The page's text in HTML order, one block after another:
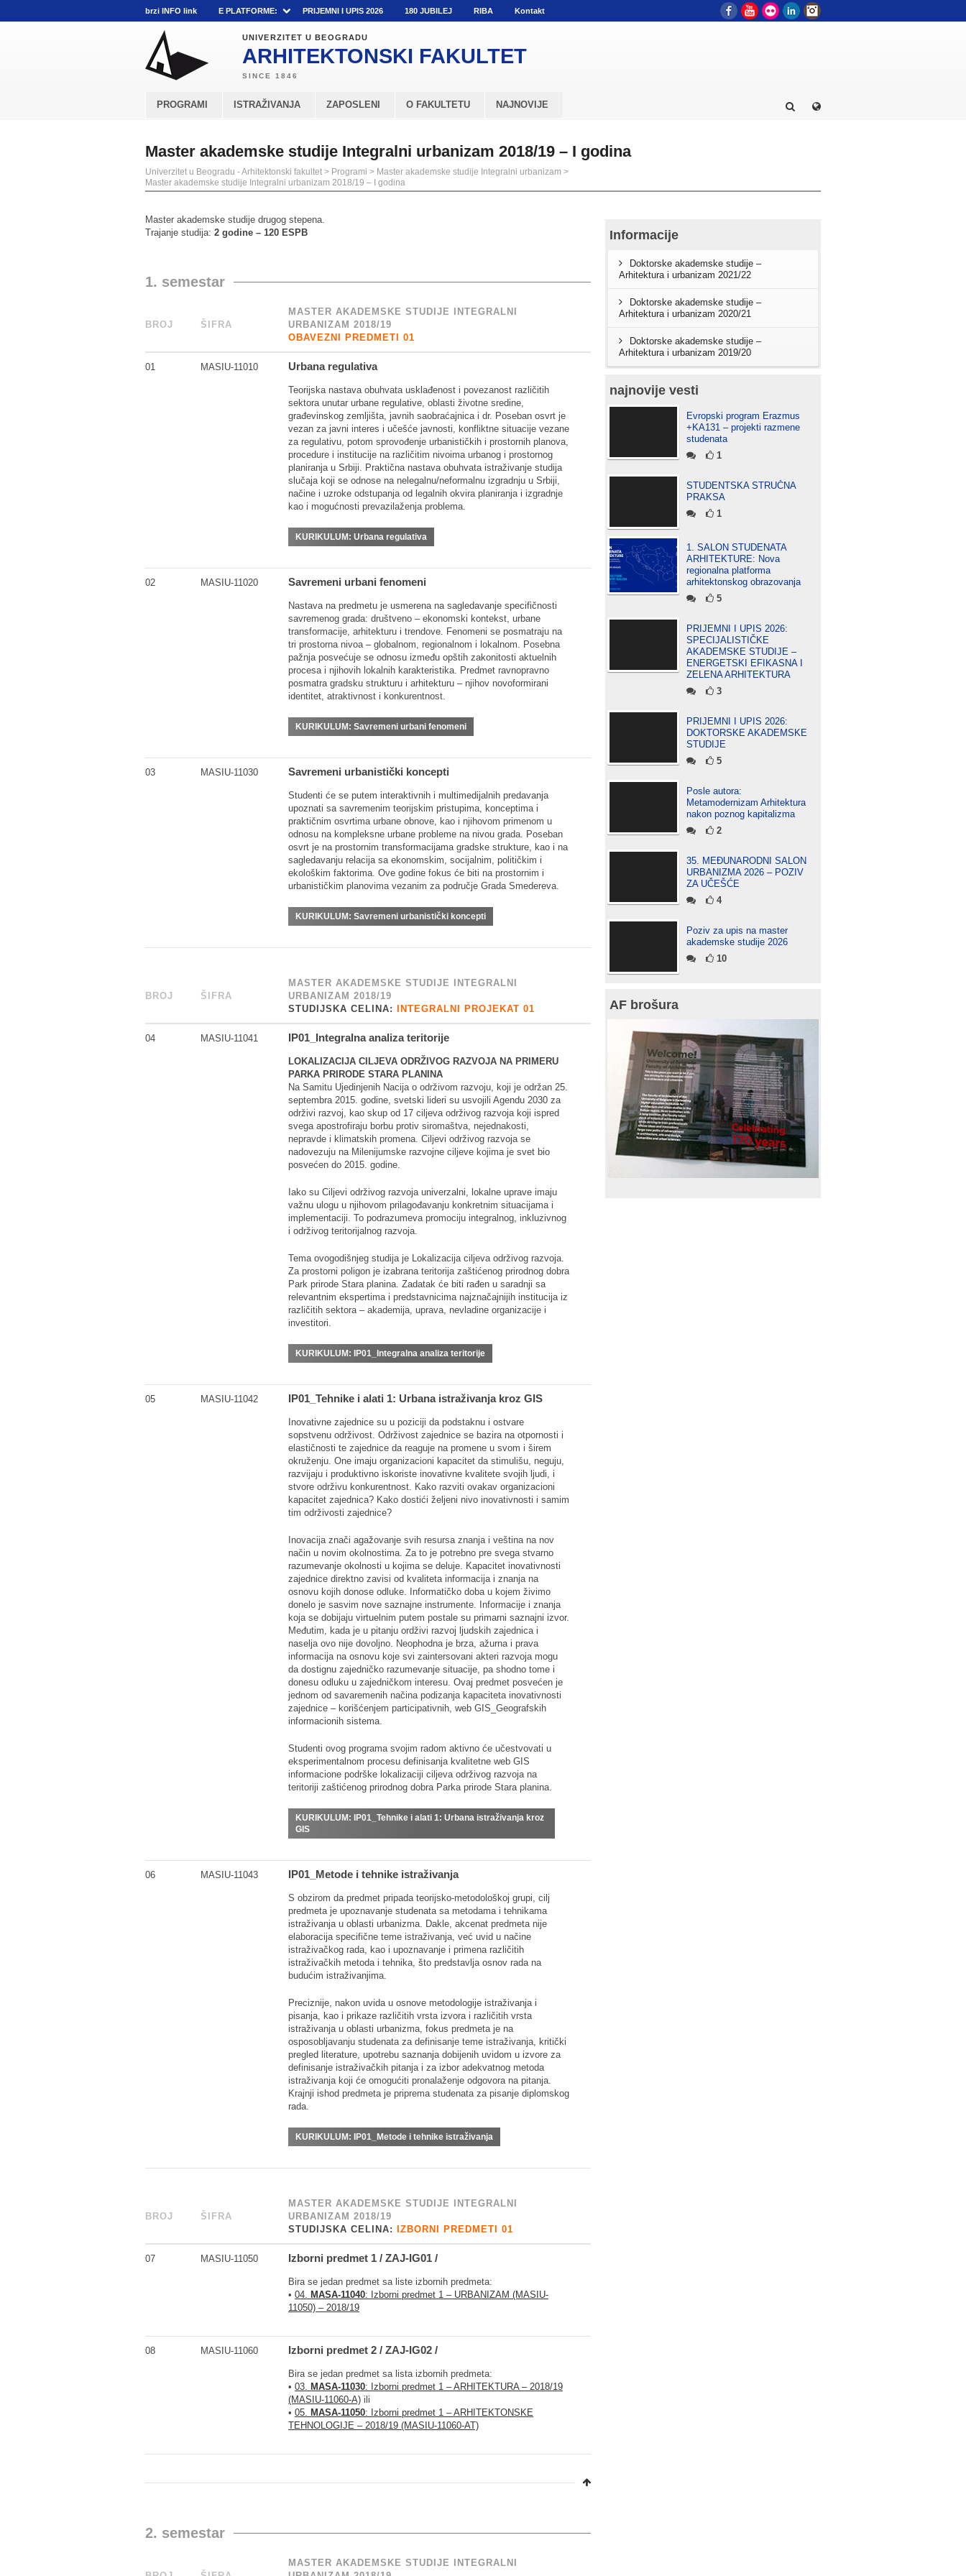
brzi INFO link E PLATFORME: PRIJEMNI I UPIS 2026 180 JUBILEJ RIBA Kontakt FacebookYouTube
Flickr LinkedIn
UNIVERZITET U BEOGRADU
ARHITEKTONSKI FAKULTET
PROGRAMI ISTRAŽIVANJA ZAPOSLENI O FAKULTETU NAJNOVIJE
Master akademske studije Integralni urbanizam 2018/19 – I godina
Univerzitet u Beogradu - Arhitektonski fakultet > Programi > Master akademske studije Integralni urbanizam >
Master akademske studije Integralni urbanizam 2018/19 – I godina
Master akademske studije drugog stepena.
Trajanje studija: 2 godine – 120 ESPB
1. semestar
BROJ ŠIFRA
MASTER AKADEMSKE STUDIJE INTEGRALNI
URBANIZAM 2018/19
OBAVEZNI PREDMETI 01
01 MASIU-11010 Urbana regulativa
Teorijska nastava obuhvata usklađenost i povezanost različitih
sektora unutar urbane regulative, oblasti životne sredine,
građevinskog zemljišta, javnih saobraćajnica i dr. Poseban osvrt je
vezan za javni interes i učešće javnosti, konfliktne situacije vezane
za regulativu, potom sprovođenje urbanističkih i prostornih planova,
procedure i institucije na različitim nivoima urbanog i prostornog
planiranja u Srbiji. Praktična nastava obuhvata istraživanje studija
slučaja koji se odnose na nelegalnu/neformalnu izgradnju u Srbiji,
načine i uzroke odstupanja od legalnih okvira planiranja i izgradnje
kao i mogućnosti prevazilaženja problema.
KURIKULUM: Urbana regulativa
02 MASIU-11020 Savremeni urbani fenomeni
Nastava na predmetu je usmerena na sagledavanje specifičnosti
savremenog grada: društveno – ekonomski kontekst, urbane
transformacije, arhitekturu i trendove. Fenomeni se posmatraju na
tri prostorna nivoa – globalnom, regionalnom i lokalnom. Posebna
pažnja posvećuje se odnosu između opštih zakonitosti aktuelnih
procesa i njihovih lokalnih karakteristika. Predmet ravnopravno
posmatra gradsku strukturu i arhitekturu – njihov novoformirani
identitet, atraktivnost i konkurentnost.
KURIKULUM: Savremeni urbani fenomeni
03 MASIU-11030 Savremeni urbanistički koncepti
Studenti će se putem interaktivnih i multimedijalnih predavanja
upoznati sa savremenim teorijskim pristupima, konceptima i
praktičnim osvrtima urbane obnove, kao i njihovom primenom u
odnosu na kompleksne urbane probleme na nivou grada. Poseban
osvrt je na prostornim transformacijama gradske strukture, kao i na
sagledavanju relacija sa ekonomskim, socijalnim, političkim i
ekološkim faktorima. Ove godine fokus će biti na prostornim i
urbanističkim planovima vezanim za područje Grada Smedereva.
KURIKULUM: Savremeni urbanistički koncepti
BROJ ŠIFRA
MASTER AKADEMSKE STUDIJE INTEGRALNI
URBANIZAM 2018/19
STUDIJSKA CELINA:
INTEGRALNI PROJEKAT 01
04 MASIU-11041 IP01_Integralna analiza teritorije
LOKALIZACIJA CILJEVA ODRŽIVOG RAZVOJA NA PRIMERU
PARKA PRIRODE STARA PLANINA
Na Samitu Ujedinjenih Nacija o održivom razvoju, koji je održan 25.
septembra 2015. godine, svetski lideri su usvojili Agendu 2030 za
održivi razvoj, kao skup od 17 ciljeva održivog razvoja koji ispred
svega apostrofiraju borbu protiv siromaštva, nejednakosti,
nepravde i klimatskih promena. Ciljevi održivog razvoja se
nadovezuju na Milenijumske razvojne ciljeve kojima je svet bio
posvećen do 2015. godine.
Iako su Ciljevi održivog razvoja univerzalni, lokalne uprave imaju
važnu ulogu u njihovom prilagođavanju konkretnim situacijama i
implementaciji. To podrazumeva promociju integralnog, inkluzivnog
i održivog teritorijalnog razvoja.
Tema ovogodišnjeg studija je Lokalizacija ciljeva održivog razvoja.
Za prostorni poligon je izabrana teritorija zaštićenog prirodnog dobra
Park prirode Stara planina. Zadatak će biti rađen u saradnji sa
relevantnim ekspertima i predstavnicima najznačajnijih institucija iz
različitih sektora – akademija, uprava, nevladine organizacije i
investitori.
KURIKULUM: IP01_Integralna analiza teritorije
05 MASIU-11042 IP01_Tehnike i alati 1: Urbana istraživanja kroz GIS
Inovativne zajednice su u poziciji da podstaknu i ostvare
sopstvenu održivost. Održivost zajednice se bazira na otpornosti i
elastičnosti te zajednice da reaguje na promene u svom i širem
okruženju. One imaju organizacioni kapacitet da stimulišu, neguju,
razvijaju i produktivno iskoriste inovativne kvalitete svojih ljudi, i
stvore održivu konkurentnost. Kako razviti ovakav organizacioni
kapacitet zajednica? Kako dostići željeni nivo inovativnosti i samim
tim održivosti zajednice?
Inovacija znači agažovanje svih resursa znanja i veština na nov
način u novim okolnostima. Za to je potrebno pre svega stvarno
razumevanje okolnosti u kojima se deluje. Kapacitet inovativnosti
zajednice direktno zavisi od kvaliteta informacija i znanja na
osnovu kojih donose odluke. Informatičko doba u kojem živimo
donelo je sasvim nove saznajne instrumente. Informacije i znanja
koja se dobijaju virtuelnim putem postale su primarni saznajni izvor.
Međutim, kada je u pitanju ordživi razvoj ljudskih zajednica i
naselja ovo nije dovoljno. Neophodna je brza, ažurna i prava
informacija na osnovu koje svi zaintersovani akteri razvoja mogu
da dostignu zajedničko razumevanje situacije, pa shodno tome i
donesu odluku u zajedničkom interesu. Ovaj predmet posvećen je
jednom od savaremenih načina podizanja kapaciteta inovativnosti
zajednice – korišćenjem participativnih, web GIS_Geografskih
informacionih sistema.
Studenti ovog programa svojim radom aktivno će učestvovati u
eksperimentalnom procesu definisanja kvalitetne web GIS
informacione podrške lokalizaciji ciljeva održivog razvoja na
teritoriji zaštićenog prirodnog dobra Parka prirode Stara planina.
KURIKULUM:
IP01_Tehnike i alati 1: Urbana istraživanja kroz
GIS
06 MASIU-11043 IP01_Metode i tehnike istraživanja
S obzirom da predmet pripada teorijsko-metodološkoj grupi, cilj
predmeta je upoznavanje studenata sa metodama i tehnikama
istraživanja u oblasti urbanizma. Dakle, akcenat predmeta nije
elaboracija specifične teme istraživanja, već uvid u načine
istraživačkog rada, kao i upoznavanje i primena različitih
istraživačkih metoda i tehnika, što predstavlja osnov rada na
budućim istraživanjima.
Preciznije, nakon uvida u osnove metodologije istraživanja i
pisanja, kao i prikaze različitih vrsta izvora i različitih vrsta
istraživanja u oblasti urbanizma, fokus predmeta je na
osposobljavanju studenata za definisanje teme istraživanja, kritički
pregled literature, upotrebu saznanja dobijenih uvidom u izvore za
definisanje istraživačkih pitanja i za izbor adekvatnog metoda
istraživanja koji će omogućiti pronalaženje odgovora na pitanja.
Krajnji ishod predmeta je priprema studenata za pisanje diplomskog
rada.
KURIKULUM: IP01_Metode i tehnike istraživanja
BROJ ŠIFRA
MASTER AKADEMSKE STUDIJE INTEGRALNI
URBANIZAM 2018/19
STUDIJSKA CELINA:
IZBORNI PREDMETI 01
07 MASIU-11050 Izborni predmet 1 / ZAJ-IG01 /
Bira se jedan predmet sa liste izbornih predmeta:
• 04. MASA-11040: Izborni predmet 1 – URBANIZAM (MASIU-
11050) – 2018/19
08 MASIU-11060 Izborni predmet 2 / ZAJ-IG02 /
Bira se jedan predmet sa lista izbornih predmeta:
• 03. MASA-11030: Izborni predmet 1 – ARHITEKTURA – 2018/19
(MASIU-11060-A) ili
• 05. MASA-11050: Izborni predmet 1 – ARHITEKTONSKE
TEHNOLOGIJE – 2018/19 (MASIU-11060-AT)
2. semestar
MASTER AKADEMSKE STUDIJE INTEGRALNI
Informacije
Doktorske akademske studije –
Arhitektura i urbanizam 2021/22
Doktorske akademske studije –
Arhitektura i urbanizam 2020/21
Doktorske akademske studije –
Arhitektura i urbanizam 2019/20
najnovije vesti
Evropski program Erazmus
+KA131 – projekti razmene
studenata
1
STUDENTSKA STRUČNA
PRAKSA
1
1. SALON STUDENATA
ARHITEKTURE: Nova
regionalna platforma
arhitektonskog obrazovanja
5
PRIJEMNI I UPIS 2026:
SPECIJALISTIČKE
AKADEMSKE STUDIJE –
ENERGETSKI EFIKASNA I
ZELENA ARHITEKTURA
3
PRIJEMNI I UPIS 2026:
DOKTORSKE AKADEMSKE
STUDIJE
5
Posle autora:
Metamodernizam Arhitektura
nakon poznog kapitalizma
2
35. MEĐUNARODNI SALON
URBANIZMA 2026 – POZIV
ZA UČEŠĆE
4
Poziv za upis na master
akademske studije 2026
10
AF brošura